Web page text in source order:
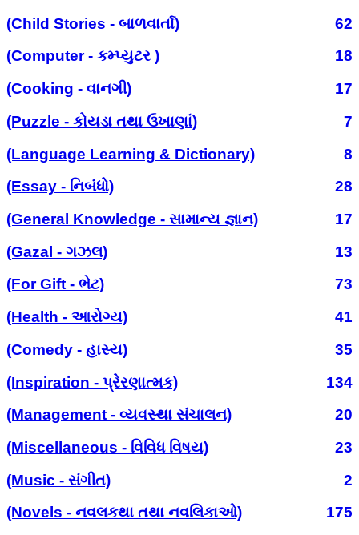
(Child Stories - બાળવાર્તા)
62
(Computer - કમ્પ્યુટર )
18
(Cooking - વાનગી)
17
(Puzzle - કોયડા તથા ઉખાણાં)
7
(Language Learning & Dictionary)
8
(Essay - નિબંધો)
28
(General Knowledge - સામાન્ય જ્ઞાન)
17
(Gazal - ગઝલ)
13
(For Gift - ભેટ)
73
(Health - આરોગ્ય)
41
(Comedy - હાસ્ય)
35
(Inspiration - પ્રેરણાત્મક)
134
(Management - વ્યવસ્થા સંચાલન)
20
(Miscellaneous - વિવિધ વિષય)
23
(Music - સંગીત)
2
(Novels - નવલકથા તથા નવલિકાઓ)
175